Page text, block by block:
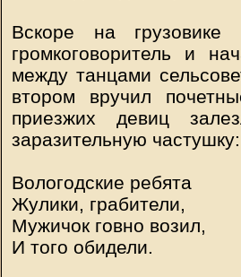
Вскоре на
громкоговоритель и
между танцами
втором вручил
приезжих девиц
заразительную частушку:
Вологодские ребята
Жулики, грабители,
Мужичок говно возил,
И того обидели.